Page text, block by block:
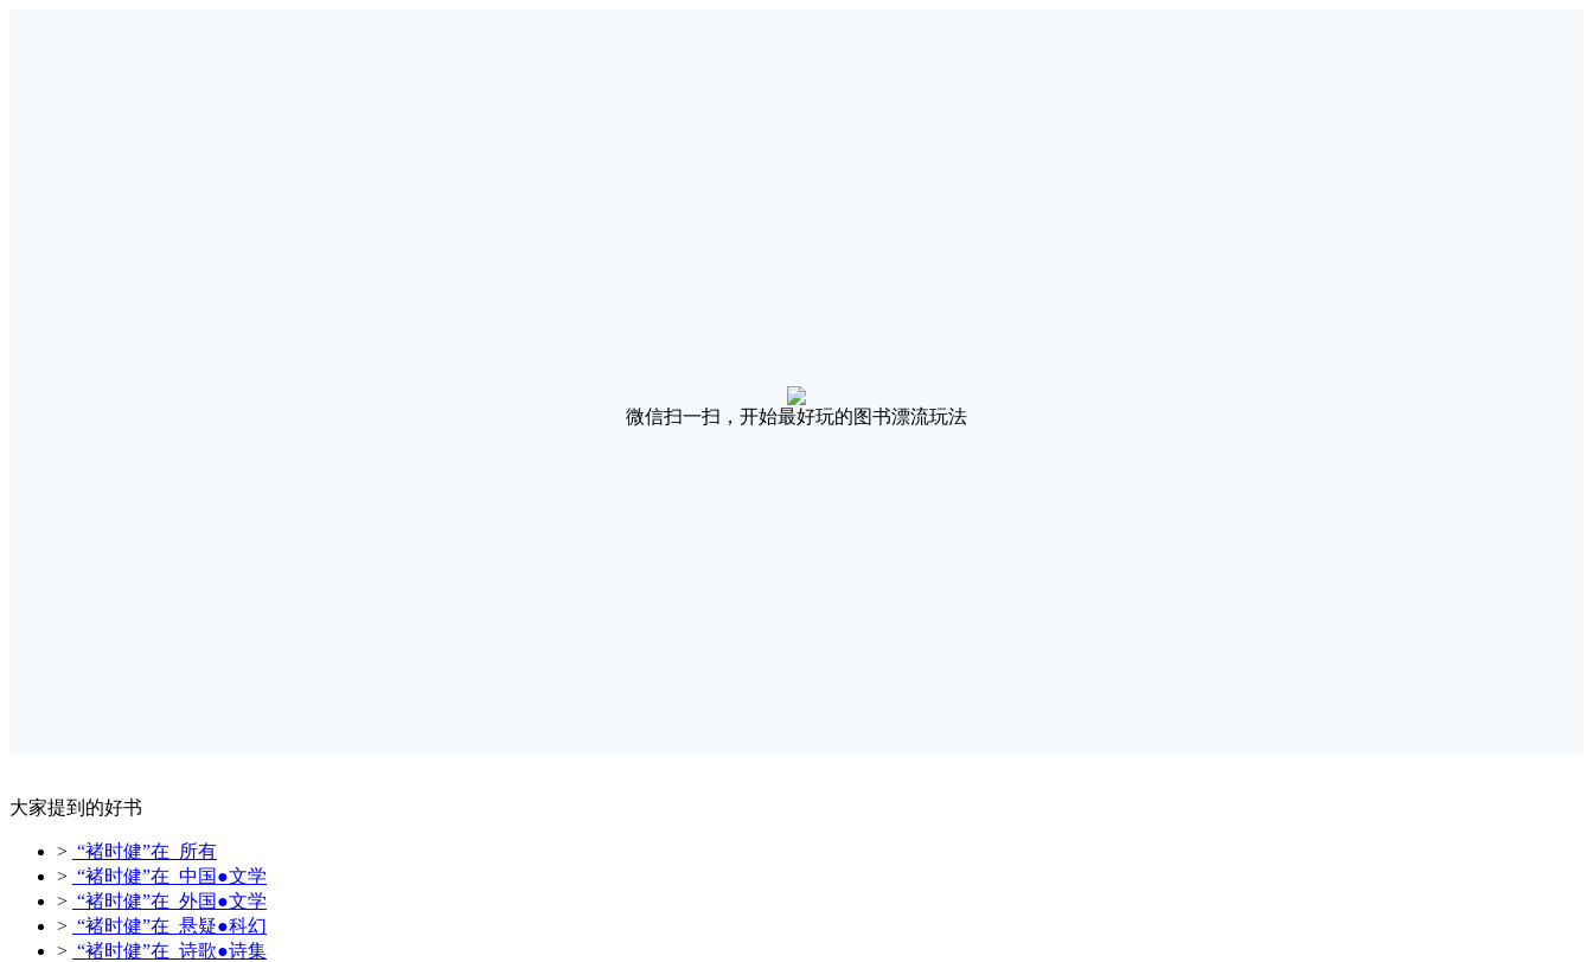
微信扫一扫，开始最好玩的图书漂流玩法
大家提到的好书
> “褚时健”在 所有
> “褚时健”在 中国●文学
> “褚时健”在 外国●文学
> “褚时健”在 悬疑●科幻
> “褚时健”在 诗歌●诗集